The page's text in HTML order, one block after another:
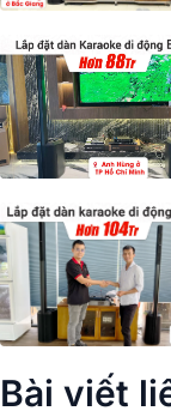
Bài viết